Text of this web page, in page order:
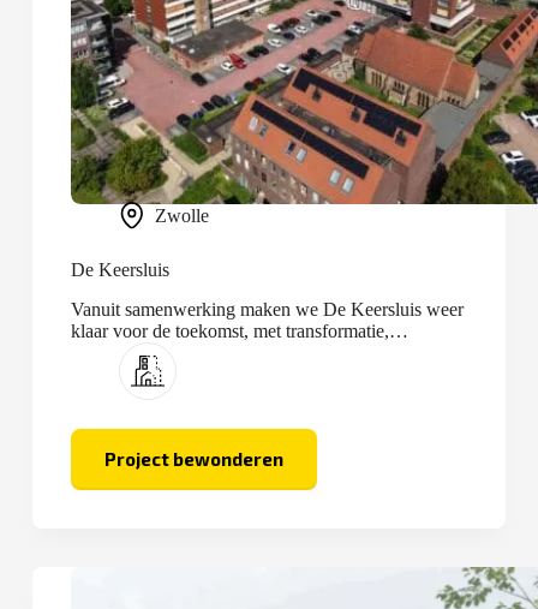
Zwolle
De Keersluis
Vanuit samenwerking maken we De Keersluis weer
klaar voor de toekomst, met transformatie,
optopping en nieuwbouw.
Project bewonderen
De
Keersluis